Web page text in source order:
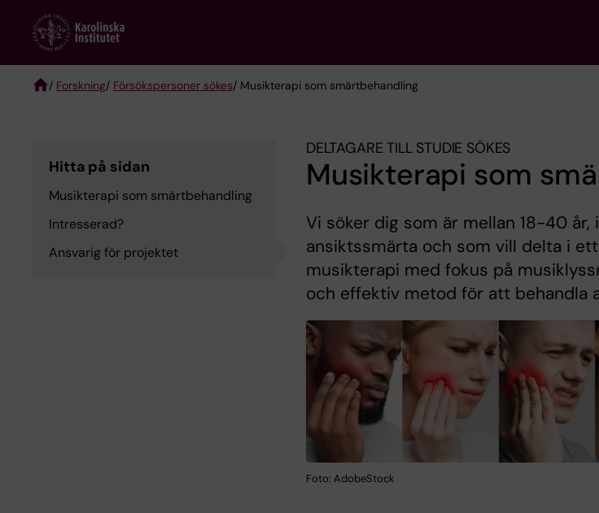
content
/ Forskning/ Försökspersoner sökes/ Musikterapi som smärtbehandling
Hitta på sidan
Musikterapi som smärtbehandling
Intresserad?
Ansvarig för projektet
DELTAGARE TILL STUDIE SÖKES
Musikterapi som
Vi söker dig som är mellan 18-40 år,
ansiktssmärta och som vill delta i
musikterapi med fokus på
och effektiv metod för att behandla
Foto: AdobeStock